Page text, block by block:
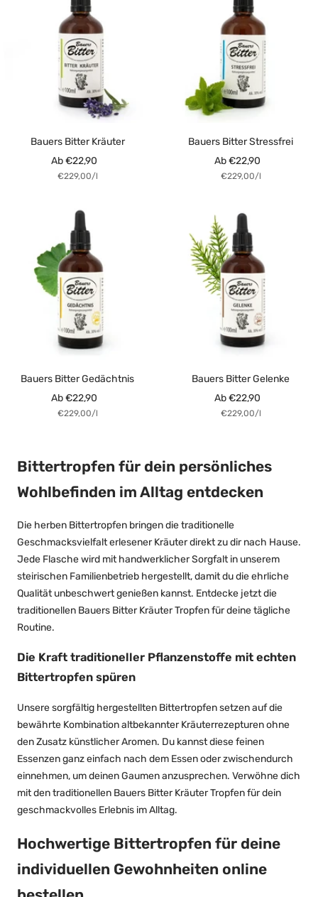
Bauers Bitter Kräuter
Angebotspreis
Ab €22,90
€229,00/l
Bauers Bitter Stressfrei
Angebotspreis
Ab €22,90
€229,00/l
Bauers Bitter Gedächtnis
Angebotspreis
Ab €22,90
€229,00/l
Bauers Bitter Gelenke
Angebotspreis
Ab €22,90
€229,00/l
Bittertropfen für dein persönliches
Wohlbefinden im Alltag entdecken
Die herben Bittertropfen bringen die traditionelle
Geschmacksvielfalt erlesener Kräuter direkt zu dir nach Hause.
Jede Flasche wird mit handwerklicher Sorgfalt in unserem
steirischen Familienbetrieb hergestellt, damit du die ehrliche
Qualität unbeschwert genießen kannst. Entdecke jetzt die
traditionellen Bauers Bitter Kräuter Tropfen für deine tägliche
Routine.
Die Kraft traditioneller Pflanzenstoffe mit echten
Bittertropfen spüren
Unsere sorgfältig hergestellten Bittertropfen setzen auf die
bewährte Kombination altbekannter Kräuterrezepturen ohne
den Zusatz künstlicher Aromen. Du kannst diese feinen
Essenzen ganz einfach nach dem Essen oder zwischendurch
einnehmen, um deinen Gaumen anzusprechen. Verwöhne dich
mit den traditionellen Bauers Bitter Kräuter Tropfen für dein
geschmackvolles Erlebnis im Alltag.
Hochwertige Bittertropfen für deine
individuellen Gewohnheiten online